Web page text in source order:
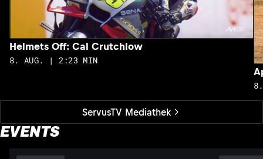
ServusTV Mediathek
Helmets Off: Cal Crutchlow
8. AUG. | 2:23 MIN
EVENTS